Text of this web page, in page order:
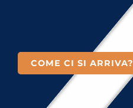
COME CI SI ARRIVA?